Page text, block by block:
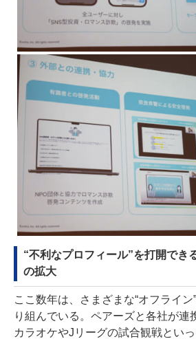
“不利なプロフィール”を打開でき
の拡大
ここ数年は、さまざまな“オフライン
り組んでいる。ペアーズと各社が連
カラオケやJリーグの試合観戦といっ